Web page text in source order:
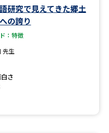
大学院の資料請求
大学入学共通テスト「受験案
研究で見えてきた郷土
の誇り
：特徴
先生
さ